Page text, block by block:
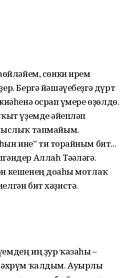
сөнки ирем
Бергә йәшәүебеҙгә дүрт
осрап ғүмере өҙөлдө.
үҙемде ғәйепләп
тапмайым.
ине” ти торғайным бит...
Аллаһ Тәғәләгә.
кешенең доғаһы мотлаҡ
бит хәҙистә.
иң ҙур ҡазаһы –
ҡалдым. Ауырлы